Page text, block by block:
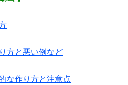
方と悪い例など
な作り方と注意点